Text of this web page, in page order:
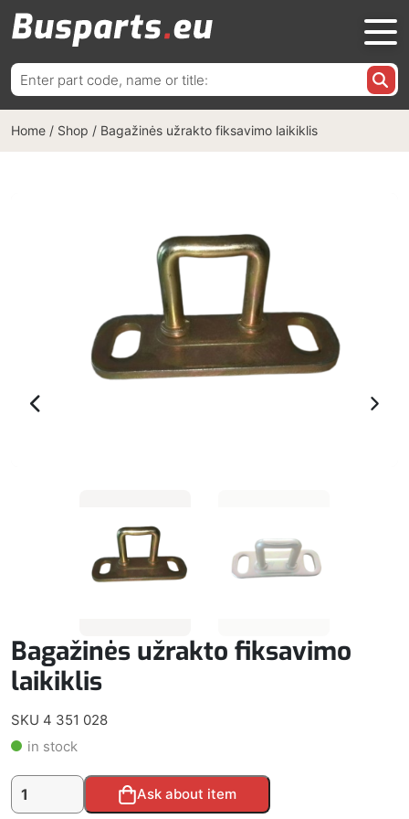
Ieškoti:
Home / Shop / Bagažinės užrakto fiksavimo laikiklis
Bagažinės užrakto fiksavimo
laikiklis
SKU 4 351 028
in stock
produkto
kiekis:
Ask about item
Alternative: